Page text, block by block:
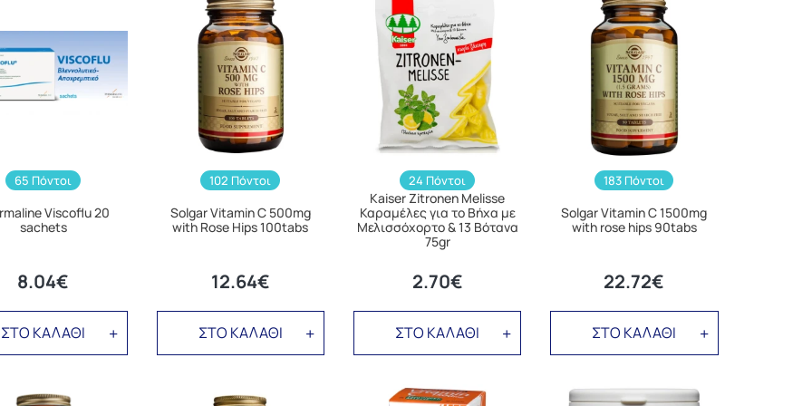
65 Πόντοι
Viscoflu 20
sachets
8.04€
ΣΤΟ ΚΑΛΑΘΙ
102 Πόντοι
Solgar Vitamin C 500mg
with Rose Hips 100tabs
12.64€
ΣΤΟ ΚΑΛΑΘΙ
24 Πόντοι
Kaiser Zitronen Melisse
Καραμέλες για το Βήχα με
Μελισσόχορτο & 13 Βότανα
75gr
2.70€
ΣΤΟ ΚΑΛΑΘΙ
183 Πόντοι
Solgar Vitamin C 1500mg
with rose hips 90tabs
22.72€
ΣΤΟ ΚΑΛΑΘΙ